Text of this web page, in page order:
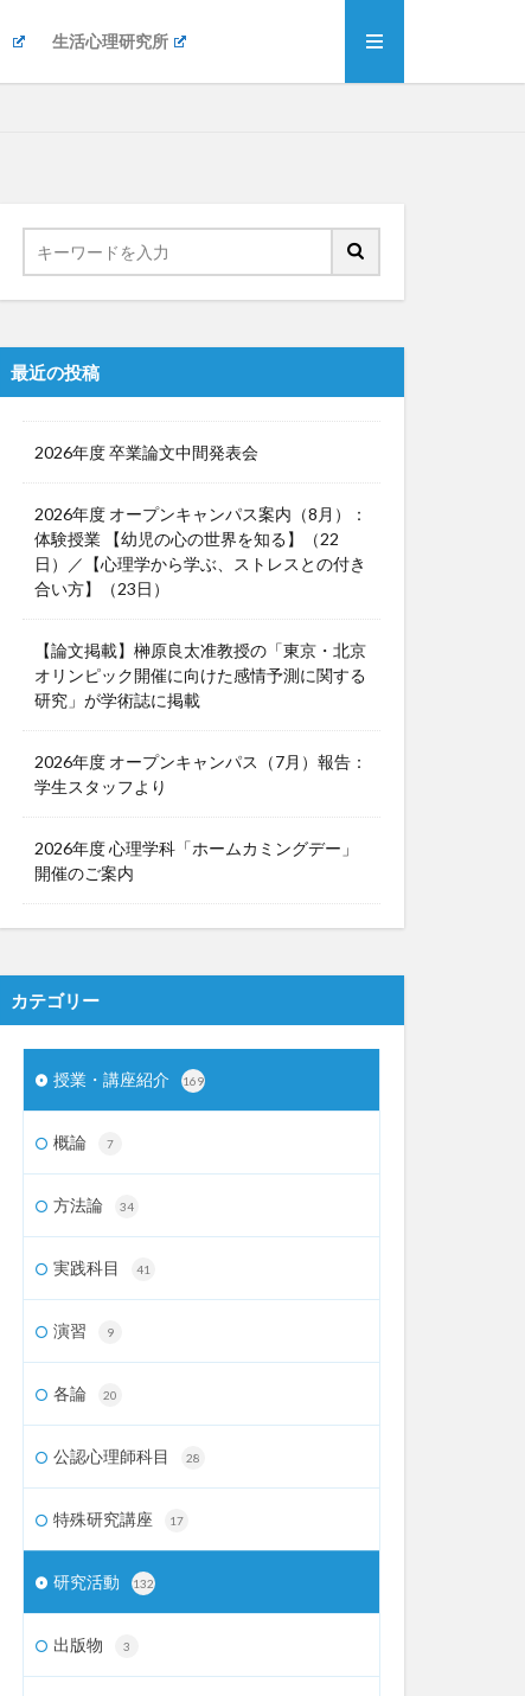
生活心理研究所
最近の投稿
2026年度 卒業論文中間発表会
2026年度 オープンキャンパス案内（8月）：
体験授業 【幼児の心の世界を知る】（22
日）／【心理学から学ぶ、ストレスとの付き
合い方】（23日）
【論文掲載】榊原良太准教授の「東京・北京
オリンピック開催に向けた感情予測に関する
研究」が学術誌に掲載
2026年度 オープンキャンパス（7月）報告：
学生スタッフより
2026年度 心理学科「ホームカミングデー」
開催のご案内
カテゴリー
授業・講座紹介 169
概論 7
方法論 34
実践科目 41
演習 9
各論 20
公認心理師科目 28
特殊研究講座 17
研究活動 132
出版物 3